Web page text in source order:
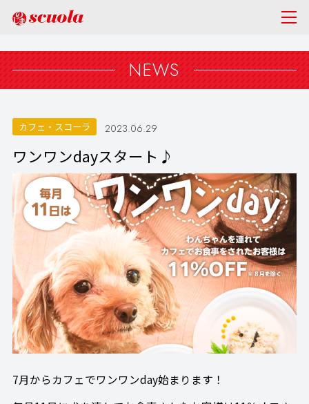
NEWS
カフェ・スコーラ 2023.06.29
ワンワンdayスタート♪
7月からカフェでワンワンday始まります！